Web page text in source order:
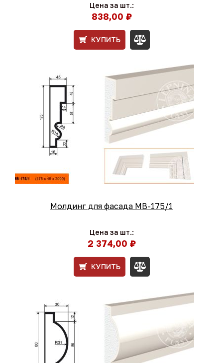
Цена за шт.:
838,00 ₽
КУПИТЬ
Молдинг для фасада МВ-175/1
Цена за шт.:
2 374,00 ₽
КУПИТЬ